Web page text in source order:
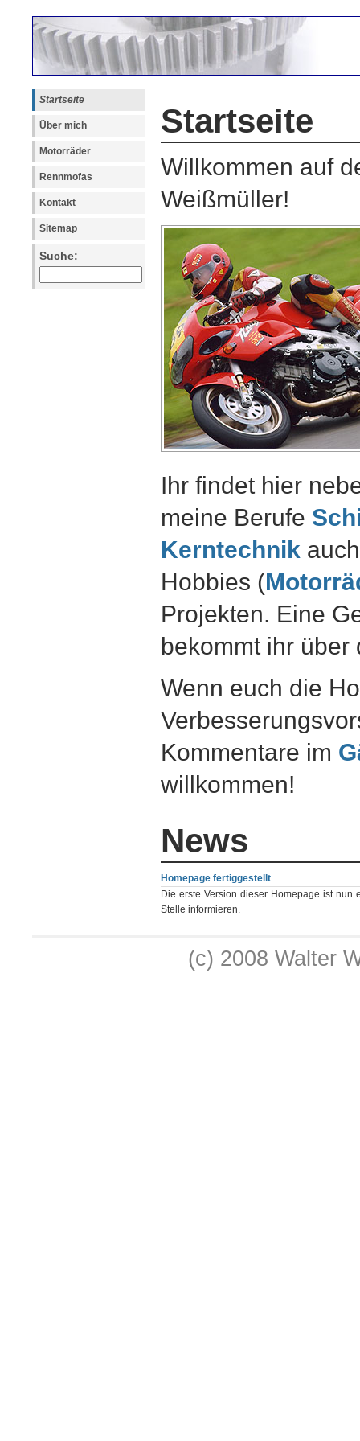
Startseite
Über mich
Motorräder
Rennmofas
Kontakt
Sitemap
Suche:
Startseite
Willkommen auf
Weißmüller!
Ihr findet hier
meine Berufe
Kerntechnik
Hobbies (
Projekten. Eine
bekommt ihr
Wenn euch die
Kommentare im
willkommen!
News
Homepage fertiggestellt
Die erste Version dieser Homepage ist
Stelle informieren.
(c) 2008 Walter